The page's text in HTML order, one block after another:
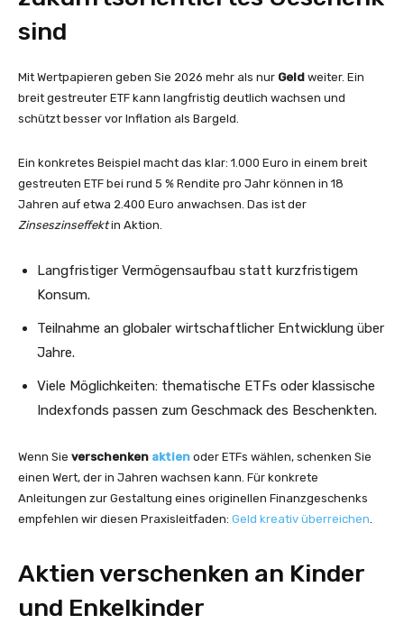
sind
Mit Wertpapieren geben Sie 2026 mehr als nur Geld weiter. Ein
breit gestreuter ETF kann langfristig deutlich wachsen und
schützt besser vor Inflation als Bargeld.
Ein konkretes Beispiel macht das klar: 1.000 Euro in einem breit
gestreuten ETF bei rund 5 % Rendite pro Jahr können in 18
Jahren auf etwa 2.400 Euro anwachsen. Das ist der
Zinseszinseffektin Aktion.
Langfristiger Vermögensaufbau statt kurzfristigem
Konsum.
Teilnahme an globaler wirtschaftlicher Entwicklung über
Jahre.
Viele Möglichkeiten: thematische ETFs oder klassische
Indexfonds passen zum Geschmack des Beschenkten.
Wenn Sie verschenken aktien oder ETFs wählen, schenken Sie
einen Wert, der in Jahren wachsen kann. Für konkrete
Anleitungen zur Gestaltung eines originellen Finanzgeschenks
empfehlen wir diesen Praxisleitfaden: Geld kreativ überreichen.
Aktien verschenken an Kinder
und Enkelkinder